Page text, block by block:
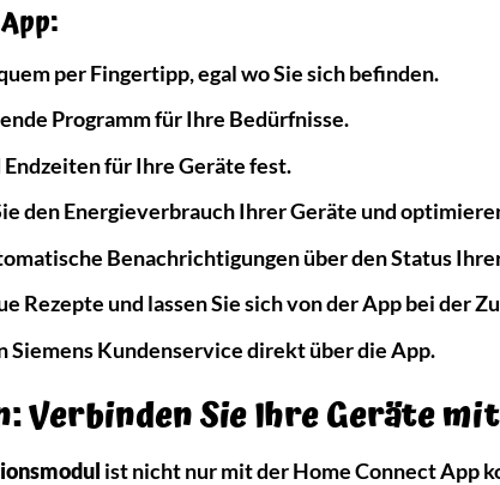
per Fingertipp, egal wo Sie sich befinden.
Programm für Ihre Bedürfnisse.
Endzeiten für Ihre Geräte fest.
den Energieverbrauch Ihrer Geräte und
Benachrichtigungen über den Status
Rezepte und lassen Sie sich von der App bei der
Siemens Kundenservice direkt über die App.
Verbinden Sie Ihre Geräte
ist nicht nur mit der Home Connect App